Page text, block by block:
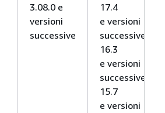
3.08.0 e
versioni
successive
17.4
e versioni
successive,
16.3
e versioni
successive,
15.7
e versioni